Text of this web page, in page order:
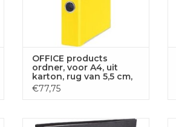
OFFICE products
ordner, voor A4, uit
karton, rug van 5,5 cm,
geel
€77,75
Q-CONNECT ordner, voor ft A4,